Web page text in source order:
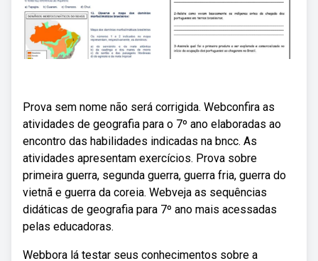
Prova sem nome não será corrigida. Webconfira as
atividades de geografia para o 7º ano elaboradas ao
encontro das habilidades indicadas na bncc. As
atividades apresentam exercícios. Prova sobre
primeira guerra, segunda guerra, guerra fria, guerra do
vietnã e guerra da coreia. Webveja as sequências
didáticas de geografia para 7º ano mais acessadas
pelas educadoras.
Webbora lá testar seus conhecimentos sobre a